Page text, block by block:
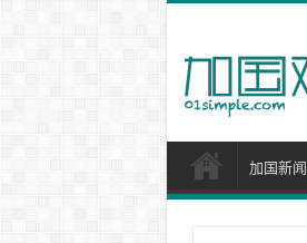
加国新闻